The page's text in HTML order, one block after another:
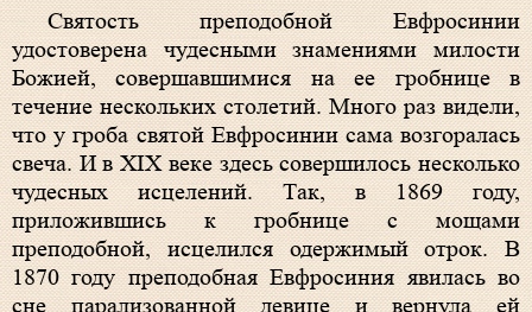
Святость преподобной Евфросинии
удостоверена чудесными знамениями милости
Божией, совершавшимися на ее гробнице в
течение нескольких столетий. Много раз видели,
что у гроба святой Евфросинии сама возгоралась
свеча. И в XIX веке здесь совершилось несколько
чудесных исцелений. Так, в 1869 году,
приложившись к гробнице с мощами
преподобной, исцелился одержимый отрок. В
1870 году преподобная Евфросиния явилась во
сне парализованной девице и вернула ей